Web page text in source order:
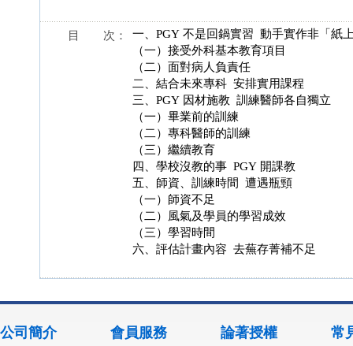
目 次：
一、PGY 不是回鍋實習 動手實作非「紙
（一）接受外科基本教育項目
（二）面對病人負責任
二、結合未來專科 安排實用課程
三、PGY 因材施教 訓練醫師各自獨立
（一）畢業前的訓練
（二）專科醫師的訓練
（三）繼續教育
四、學校沒教的事 PGY 開課教
五、師資、訓練時間 遭遇瓶頸
（一）師資不足
（二）風氣及學員的學習成效
（三）學習時間
六、評估計畫內容 去蕪存菁補不足
公司簡介 會員服務 論著授權 常